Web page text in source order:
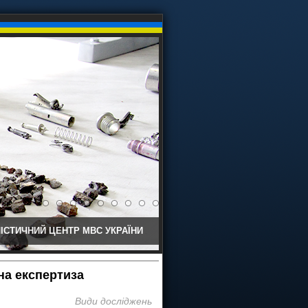
ЦЕНТР МВС УКРАЇНИ
експертиза
Види досліджень